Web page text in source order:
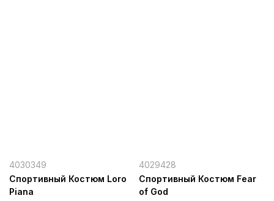
4030349
Спортивный Костюм Loro
Piana
4029428
Спортивный Костюм Fear
of God